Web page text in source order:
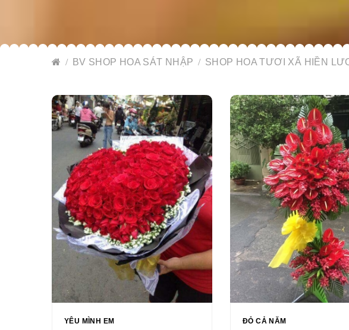
BV SHOP HOA SÁT NHẬP SHOP HOA TƯƠI XÃ HIỀN
YÊU MÌNH EM ĐỎ CẢ NĂM